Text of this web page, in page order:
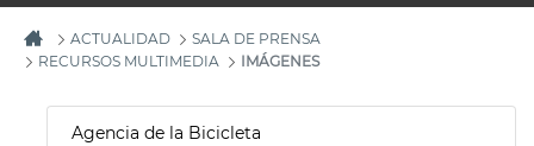
ACTUALIDAD
SALA DE PRENSA
RECURSOS MULTIMEDIA
IMÁGENES
Agencia de la Bicicleta